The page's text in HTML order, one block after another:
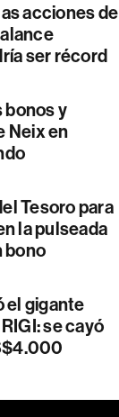
acciones de
ser récord
bonos y
Neix en
Tesoro para
la pulseada
bono
el gigante
se cayó